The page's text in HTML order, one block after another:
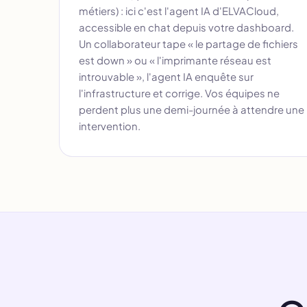
métiers) : ici c'est l'agent IA d'ELVACloud,
accessible en chat depuis votre dashboard.
Un collaborateur tape « le partage de fichiers
est down » ou « l'imprimante réseau est
introuvable », l'agent IA enquête sur
l'infrastructure et corrige. Vos équipes ne
perdent plus une demi-journée à attendre une
intervention.